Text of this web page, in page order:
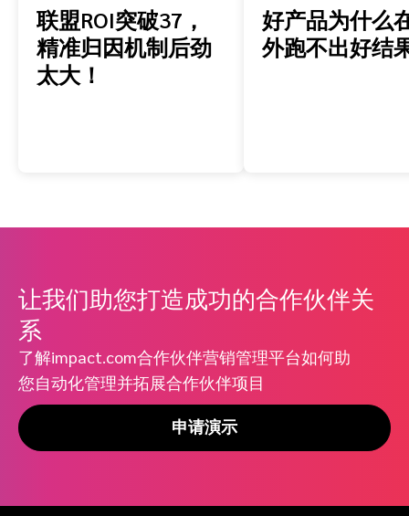
联盟ROI突破37，
精准归因机制后劲
太大！
好产品为什么
外跑不出好结
让我们助您打造成功的合作伙伴关
系
了解impact.com合作伙伴营销管理平台如何助
您自动化管理并拓展合作伙伴项目
申请演示